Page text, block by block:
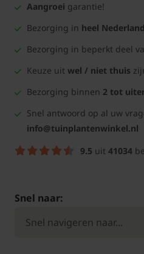
Aangroei garantie!
Bezorging in heel
Bezorging in beperkt deel
Keuze uit wel / niet thuis
Bezorging binnen 2 tot
Snel antwoord op al uw
info@tuinplantenwinkel.nl
9.5 uit 41034
Snel naar: